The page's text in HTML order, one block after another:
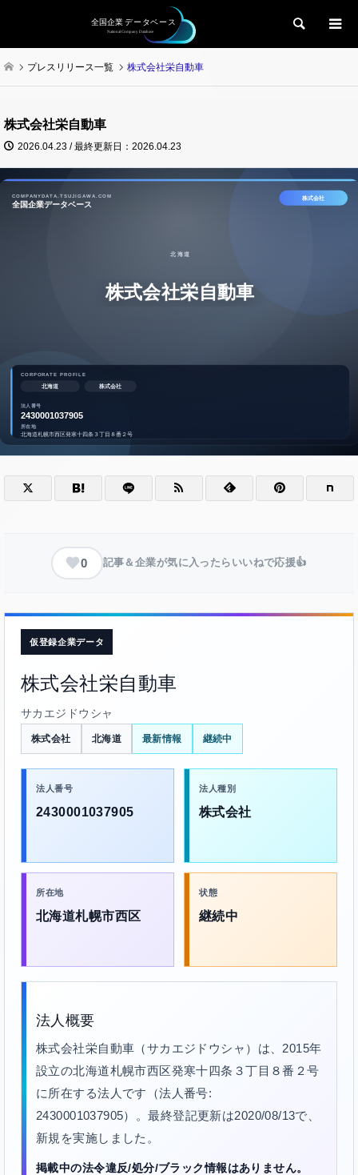
検索
プレスリリース一覧 株式会社栄自動車
株式会社栄自動車
2026.04.23 / 最終更新日：2026.04.23
0 記事＆企業が気に入ったらいいねで応援👍
仮登録企業データ
株式会社栄自動車
サカエジドウシャ
株式会社 北海道 最新情報 継続中
法人番号
2430001037905
法人種別
株式会社
所在地
北海道札幌市西区
状態
継続中
法人概要
株式会社栄自動車（サカエジドウシャ）は、2015年
設立の北海道札幌市西区発寒十四条３丁目８番２号
に所在する法人です（法人番号:
2430001037905）。最終登記更新は2020/08/13で、
新規を実施しました。
掲載中の法令違反/処分/ブラック情報はありません。